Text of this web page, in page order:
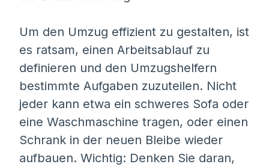
Um den Umzug effizient zu gestalten, ist
es ratsam, einen Arbeitsablauf zu
definieren und den Umzugshelfern
bestimmte Aufgaben zuzuteilen. Nicht
jeder kann etwa ein schweres Sofa oder
eine Waschmaschine tragen, oder einen
Schrank in der neuen Bleibe wieder
aufbauen. Wichtig: Denken Sie daran,